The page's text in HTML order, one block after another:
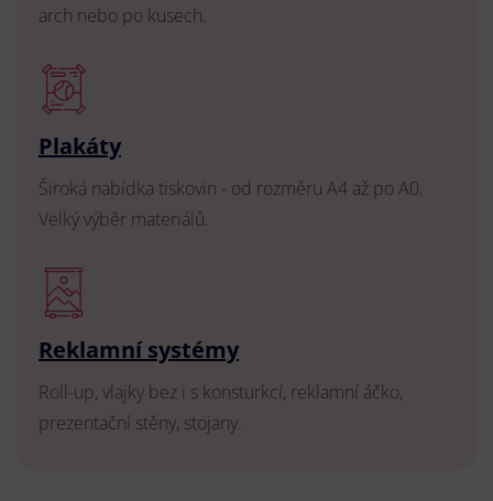
arch nebo po kusech.
Plakáty
Široká nabídka tiskovin - od rozměru A4 až po A0.
Velký výběr materiálů.
Reklamní systémy
Roll-up, vlajky bez i s konsturkcí, reklamní áčko,
prezentační stěny, stojany.